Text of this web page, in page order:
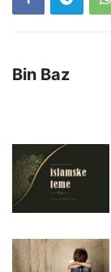
Bin Baz